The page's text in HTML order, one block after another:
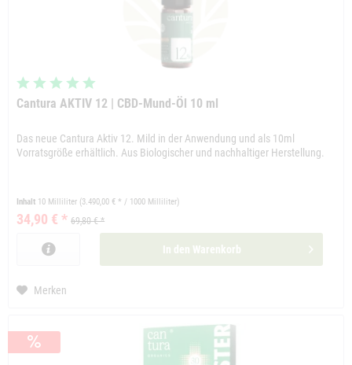
Cantura AKTIV 12 | CBD-Mund-Öl 10 ml
Das neue Cantura Aktiv 12. Mild in der Anwendung und als 10ml
Vorratsgröße erhältlich. Aus Biologischer und nachhaltiger Herstellung.
Inhalt 10 Milliliter (3.490,00 € * / 1000 Milliliter)
34,90 € * 69,80 € *
In den Warenkorb
Merken